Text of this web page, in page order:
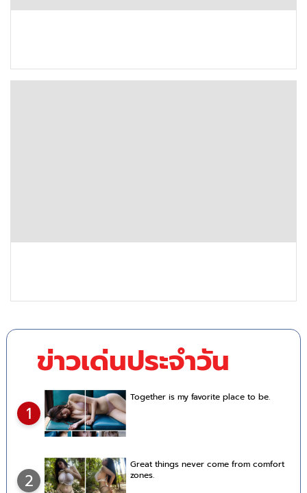
ข่าวเด่นประจำวัน
1
Together is my favorite place to be.
2
Great things never come from comfort
zones.